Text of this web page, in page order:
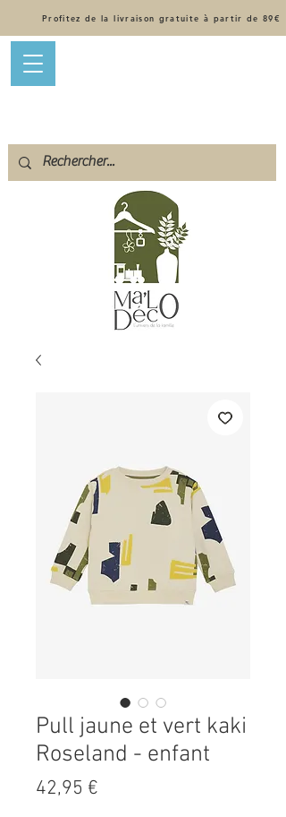
Profitez de la livraison gratuite à partir de 89€
Pull jaune et vert kaki
Roseland - enfant
42,95 €